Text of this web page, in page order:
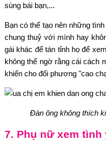
sùng bái bạn,...
Bạn có thể tạo nên những
chung thuỷ với mình hay
gái khác để tán tỉnh họ để
không thể ngờ rằng cái cách
khiến cho đối phương "cao
Đàn ông không thích
7. Phụ nữ xem tình